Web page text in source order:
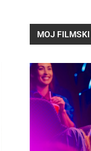
MOJ FILMSKI